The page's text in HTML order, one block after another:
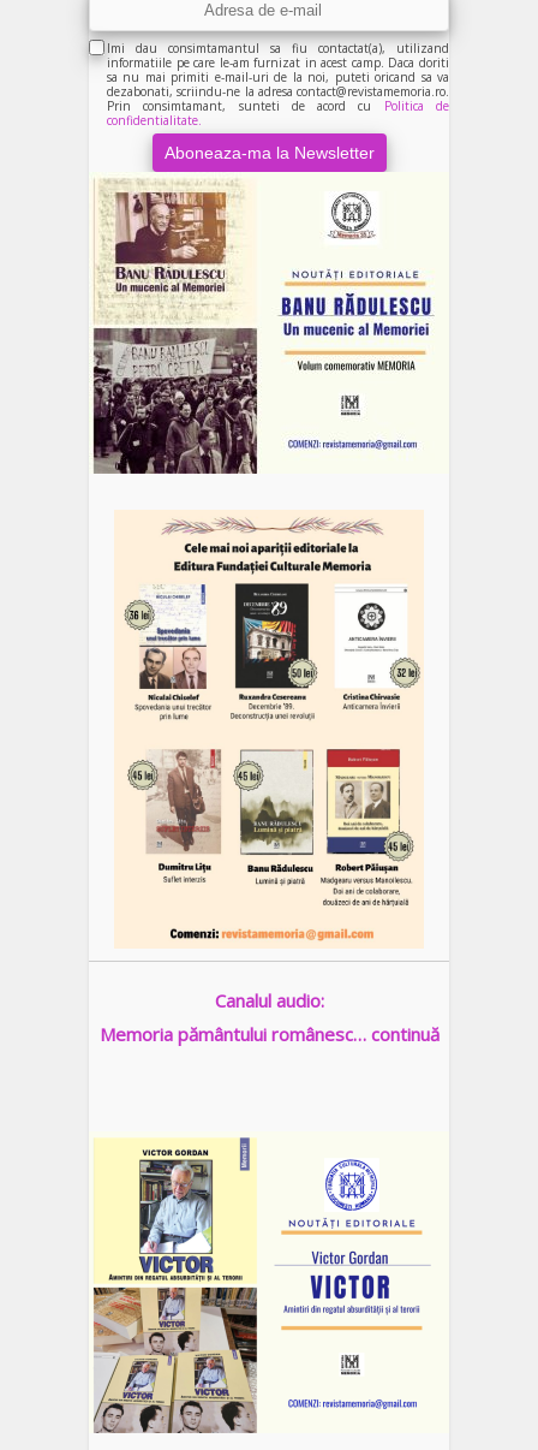
Imi dau consimtamantul sa fiu contactat(a), utilizand
informatiile pe care le-am furnizat in acest camp. Daca doriti
sa nu mai primiti e-mail-uri de la noi, puteti oricand sa va
dezabonati, scriindu-ne la adresa contact@revistamemoria.ro.
Prin consimtamant, sunteti de acord cu Politica de
confidentialitate.
Canalul audio:
Memoria pământului românesc… continuă